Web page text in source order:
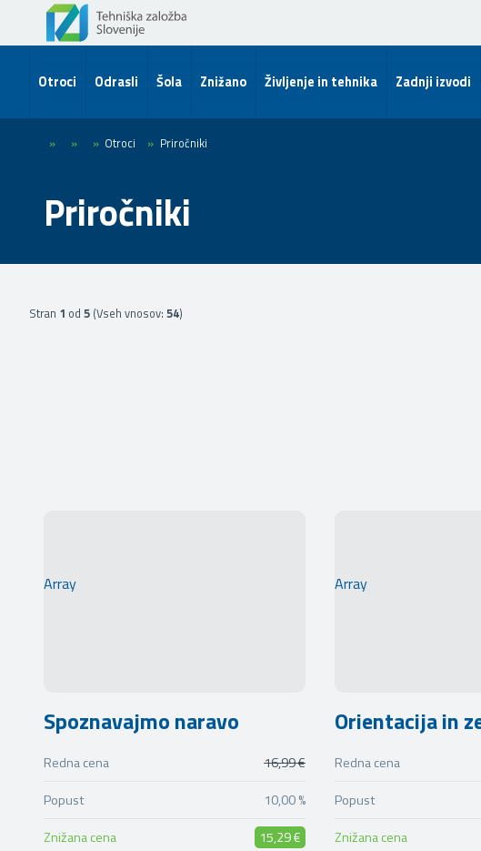
Otroci Odrasli Šola Znižano Življenje in tehnika Zadnji izvodi
» » » Otroci » Priročniki
Priročniki
Stran 1 od 5 (Vseh vnosov: 54)
Array
Spoznavajmo naravo
Redna cena
16,99 €
Popust
10,00 %
Znižana cena
15,29 €
Array
Orientacija in
Redna cena
Popust
Znižana cena